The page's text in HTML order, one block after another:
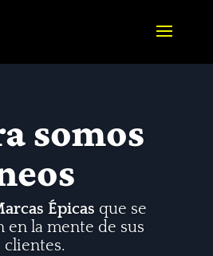
somos
Épicas que se
en la mente de sus
clientes.